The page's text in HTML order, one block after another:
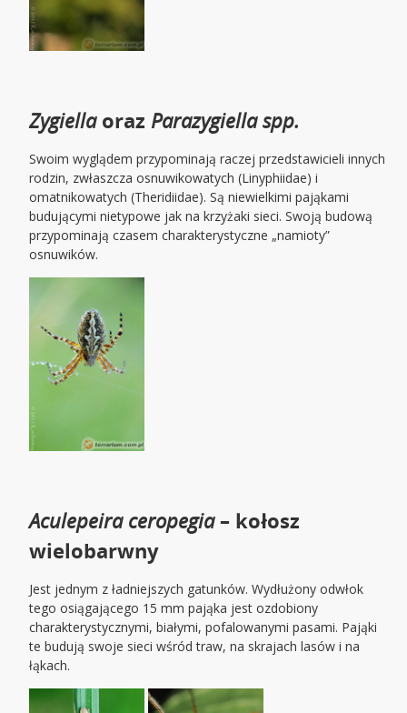
Zygiellaoraz Parazygiella spp.
Swoim wyglądem przypominają raczej przedstawicieli innych
rodzin, zwłaszcza osnuwikowatych (Linyphiidae) i
omatnikowatych (Theridiidae). Są niewielkimi pająkami
budującymi nietypowe jak na krzyżaki sieci. Swoją budową
przypominają czasem charakterystyczne „namioty”
osnuwików.
Aculepeira ceropegia– kołosz
wielobarwny
Jest jednym z ładniejszych gatunków. Wydłużony odwłok
tego osiągającego 15 mm pająka jest ozdobiony
charakterystycznymi, białymi, pofalowanymi pasami. Pająki
te budują swoje sieci wśród traw, na skrajach lasów i na
łąkach.